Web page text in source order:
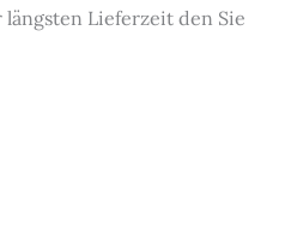
Lieferzeit den Sie